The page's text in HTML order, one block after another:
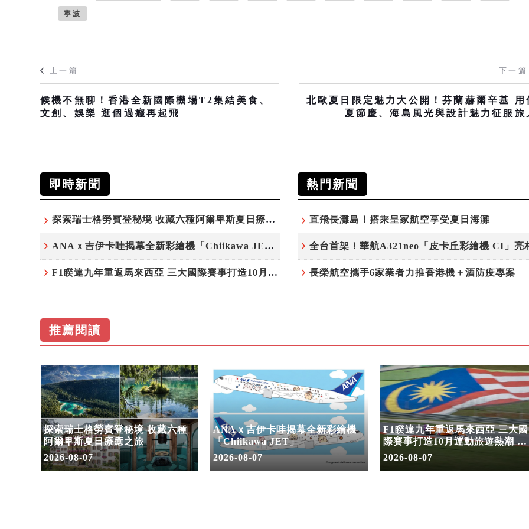
寧波
上一篇
候機不無聊！香港全新國際機場T2集結美食、
文創、娛樂 逛個過癮再起飛
下一篇
北歐夏日限定魅力大公開！芬蘭赫爾辛基 用
夏節慶、海島風光與設計魅力征服旅
即時新聞
探索瑞士格勞賓登秘境 收藏六種阿爾卑斯夏日療癒之旅
ANAｘ吉伊卡哇揭幕全新彩繪機「Chiikawa JET」
F1睽違九年重返馬來西亞 三大國際賽事打造10月運動旅遊熱潮 賽車、自行車、路跑同週登場
熱門新聞
直飛長灘島！搭乘皇家航空享受夏日海灘
全台首架！華航A321neo「皮卡丘彩繪機 CI」亮
長榮航空攜手6家業者力推香港機＋酒防疫專案
推薦閱讀
探索瑞士格勞賓登秘境 收藏六種
阿爾卑斯夏日療癒之旅
2026-08-07
ANAｘ吉伊卡哇揭幕全新彩繪機
「Chiikawa JET」
2026-08-07
F1睽違九年重返馬來西亞 三大國
際賽事打造10月運動旅遊熱潮 賽
車、自行車、路跑同週登場
2026-08-07